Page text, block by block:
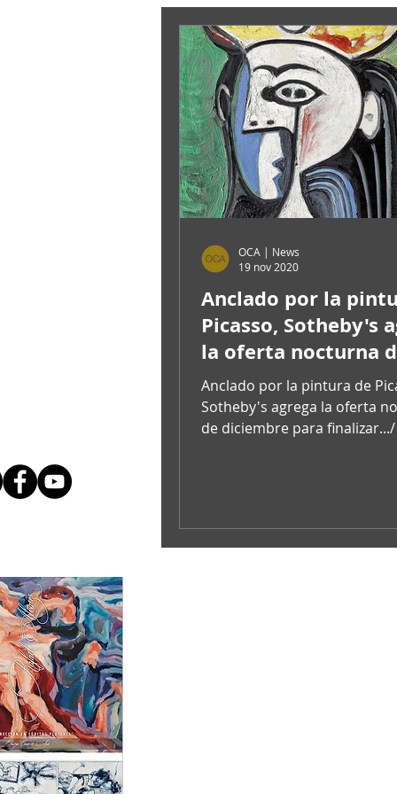
Anclado por la
Picasso, Sotheby's
la oferta nocturna
diciembre para
Anclado por la pintura de
Sotheby's agrega la oferta
de diciembre para finalizar.../
OCA | News
19 nov 2020